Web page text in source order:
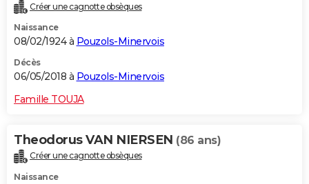
Créer une cagnotte obsèques
Naissance
08/02/1924 à Pouzols-Minervois
Décès
06/05/2018 à Pouzols-Minervois
Famille TOUJA
Theodorus VAN NIERSEN (86 ans)
Créer une cagnotte obsèques
Naissance